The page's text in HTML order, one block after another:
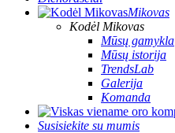
Mikovas
Kodėl Mikovas
Mūsų gamykla
Mūsų istorija
TrendsLab
Galerija
Komanda
Susisiekite su mumis